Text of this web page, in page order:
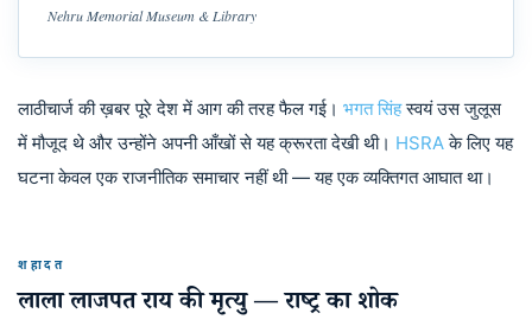
Nehru Memorial Museum & Library
लाठीचार्ज की ख़बर पूरे देश में आग की तरह फैल गई। भगत सिंहस्वयं उस जुलूस
में मौजूद थे और उन्होंने अपनी आँखों से यह क्रूरता देखी थी। HSRAके लिए यह
घटना केवल एक राजनीतिक समाचार नहीं थी — यह एक व्यक्तिगत आघात था।
शहादत
लाला लाजपत राय की मृत्यु — राष्ट्र का शोक